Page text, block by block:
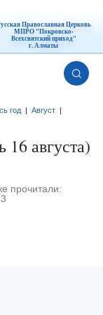
Православная Церковь
МПРО "Покровско-
Всехсвятский приход"
г. Алматы
год| Август
16 августа)
прочитали: